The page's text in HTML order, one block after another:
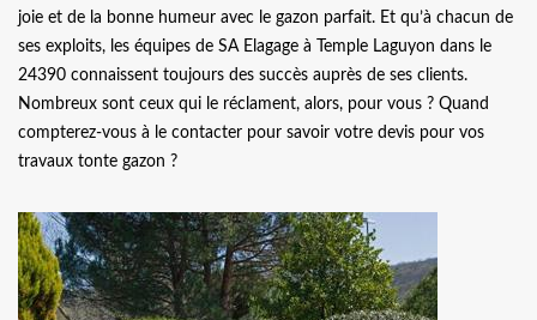
joie et de la bonne humeur avec le gazon parfait. Et qu’à chacun de
ses exploits, les équipes de SA Elagage à Temple Laguyon dans le
24390 connaissent toujours des succès auprès de ses clients.
Nombreux sont ceux qui le réclament, alors, pour vous ? Quand
compterez-vous à le contacter pour savoir votre devis pour vos
travaux tonte gazon ?